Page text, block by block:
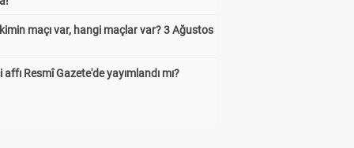
maçı var, hangi maçlar var? 3 Ağustos
affı Resmî Gazete'de yayımlandı mı?